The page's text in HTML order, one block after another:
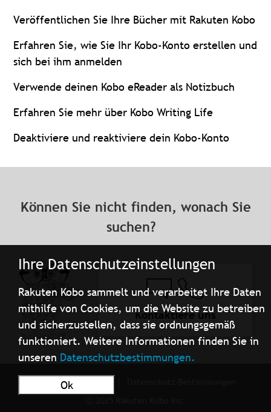
Ihre Datenschutzeinstellungen
Rakuten Kobo sammelt und verarbeitet Ihre Daten
mithilfe von Cookies, um die Website zu betreiben
und sicherzustellen, dass sie ordnungsgemäß
funktioniert. Weitere Informationen finden Sie in
unseren Datenschutzbestimmungen.
Ok
Veröffentlichen Sie Ihre Bücher mit Rakuten Kobo
Erfahren Sie, wie Sie Ihr Kobo-Konto erstellen und
sich bei ihm anmelden
Verwende deinen Kobo eReader als Notizbuch
Erfahren Sie mehr über Kobo Writing Life
Deaktiviere und reaktiviere dein Kobo-Konto
Können Sie nicht finden, wonach Sie
suchen?
Kontaktiere uns
Nutzungsbedingungen